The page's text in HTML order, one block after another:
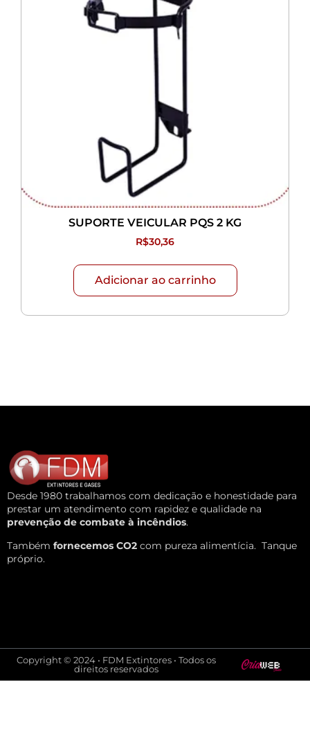
SUPORTE VEICULAR PQS 2 KG
R$30,36
Adicionar ao carrinho
Desde 1980 trabalhamos com dedicação e honestidade para
prestar um atendimento com rapidez e qualidade na
prevenção de combate à incêndios.
Também fornecemos CO2 com pureza alimentícia. Tanque
próprio.
Copyright © 2024 • FDM Extintores • Todos os
direitos reservados